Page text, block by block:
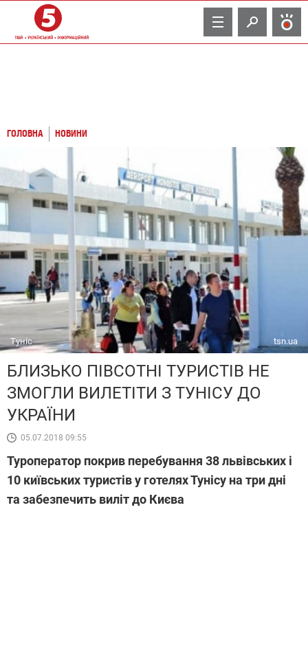
TV
ГОЛОВНА НОВИНИ
Туніс tsn.ua
БЛИЗЬКО ПІВСОТНІ ТУРИСТІВ НЕ
ЗМОГЛИ ВИЛЕТІТИ З ТУНІСУ ДО
УКРАЇНИ
05.07.2018 09:55
Туроператор покрив перебування 38 львівських і
10 київських туристів у готелях Тунісу на три дні
та забезпечить виліт до Києва